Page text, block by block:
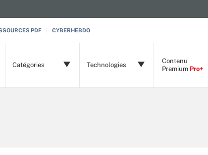
PDF CYBERHEBDO
Catégories Technologies
Contenu
Premium Pro+